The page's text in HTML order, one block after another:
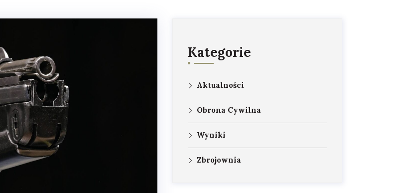
Kategorie
Aktualności
Obrona Cywilna
Wyniki
Zbrojownia